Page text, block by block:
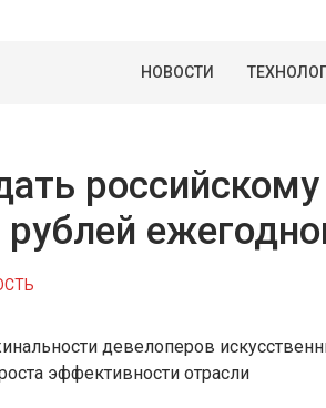
НОВОСТИ
девелоперов
эффективности отрасли